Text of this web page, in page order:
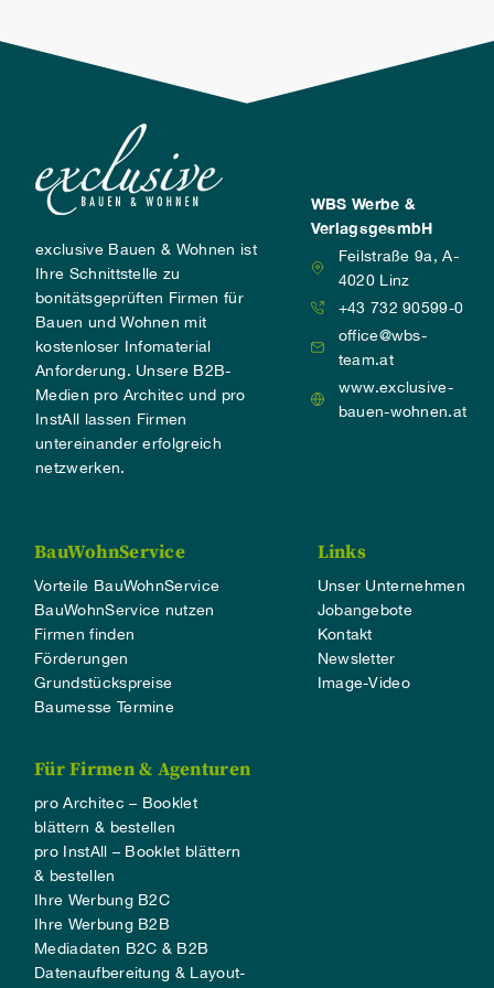
exclusive Bauen & Wohnen ist
Ihre Schnittstelle zu
bonitätsgeprüften Firmen für
Bauen und Wohnen mit
kostenloser Infomaterial
Anforderung. Unsere B2B-
Medien pro Architec und pro
InstAll lassen Firmen
untereinander erfolgreich
netzwerken.
WBS Werbe &
VerlagsgesmbH
Feilstraße 9a, A-
4020 Linz
+43 732 90599-0
office@wbs-
team.at
www.exclusive-
bauen-wohnen.at
BauWohnService
Vorteile BauWohnService
BauWohnService nutzen
Firmen finden
Förderungen
Grundstückspreise
Baumesse Termine
Links
Unser Unternehmen
Jobangebote
Kontakt
Newsletter
Image-Video
Für Firmen & Agenturen
pro Architec – Booklet
blättern & bestellen
pro InstAll – Booklet blättern
& bestellen
Ihre Werbung B2C
Ihre Werbung B2B
Mediadaten B2C & B2B
Datenaufbereitung & Layout-